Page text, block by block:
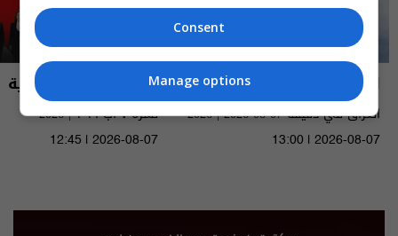
العراق في دقيقة
العراق في دقيقة 07-08-2026 | 2026
13:00 | 2026-08-07
نشرة أخبار السومرية
نشرة ٧ آب ٢٠٢٦ | 2026
12:45 | 2026-08-07
Consent
Manage options